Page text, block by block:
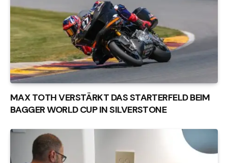
MAX TOTH VERSTÄRKT DAS STARTERFELD BEIM
BAGGER WORLD CUP IN SILVERSTONE